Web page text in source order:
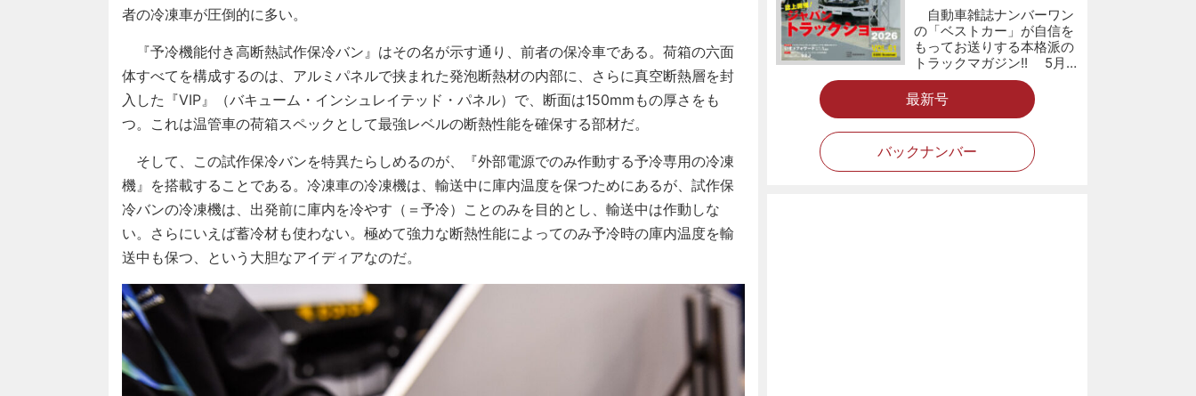
者の冷凍車が圧倒的に多い。
『予冷機能付き高断熱試作保冷バン』はその名が示す通り、前者の保冷車である。荷箱の六面
体すべてを構成するのは、アルミパネルで挟まれた発泡断熱材の内部に、さらに真空断熱層を封
入した『VIP』（バキューム・インシュレイテッド・パネル）で、断面は150mmもの厚さをも
つ。これは温管車の荷箱スペックとして最強レベルの断熱性能を確保する部材だ。
そして、この試作保冷バンを特異たらしめるのが、『外部電源でのみ作動する予冷専用の冷凍
機』を搭載することである。冷凍車の冷凍機は、輸送中に庫内温度を保つためにあるが、試作保
冷バンの冷凍機は、出発前に庫内を冷やす（＝予冷）ことのみを目的とし、輸送中は作動しな
い。さらにいえば蓄冷材も使わない。極めて強力な断熱性能によってのみ予冷時の庫内温度を輸
送中も保つ、という大胆なアイディアなのだ。
自動車雑誌ナンバーワン
の「ベストカー」が自信を
もってお送りする本格派の
トラックマガジン!! 5月…
最新号
バックナンバー